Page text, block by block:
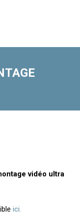
vidéo ultra
ici.